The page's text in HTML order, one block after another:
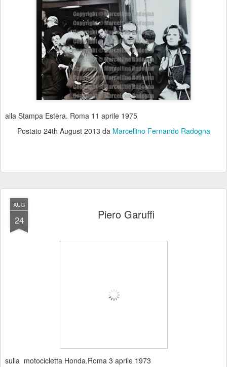
alla Stampa Estera. Roma 11 aprile 1975
Postato 24th August 2013 da Marcellino Fernando Radogna
AUG
24 Piero Garuffi
sulla motocicletta Honda.Roma 3 aprile 1973